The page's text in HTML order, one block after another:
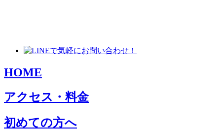
HOME
アクセス・料金
初めての方へ